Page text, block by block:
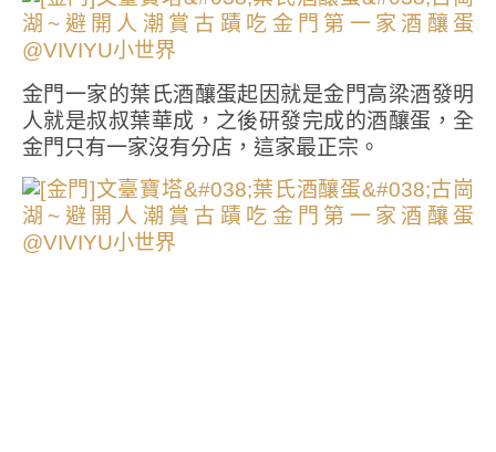
金門一家的葉氏酒釀蛋起因就是金門高梁酒發明
人就是叔叔葉華成，之後研發完成的酒釀蛋，全
金門只有一家沒有分店，這家最正宗。